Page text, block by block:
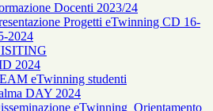
Docenti 2023/24
Progetti eTwinning CD 16-
2024
2024
eTwinning studenti
DAY 2024
eTwinning_Orientamento